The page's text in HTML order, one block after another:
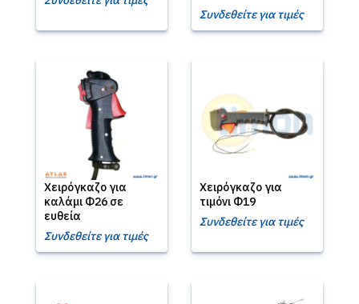
Συνδεθείτε για τιμές
Χειρόγκαζο για
καλάμι Φ26 σε
ευθεία
Συνδεθείτε για τιμές
Χειρόγκαζο για
τιμόνι Φ19
Συνδεθείτε για τιμές